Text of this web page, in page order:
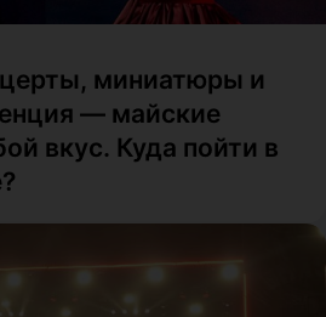
миниатюры и
— майские
вкус. Куда пойти в